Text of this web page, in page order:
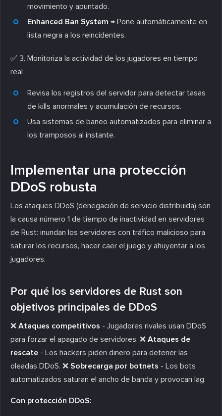
movimiento y apuntado.
Enhanced Ban System → Pone automáticamente en
lista negra a los reincidentes.
✅ 3. Monitoriza la actividad de los jugadores en tiempo
real
Revisa los registros del servidor para detectar tasas
de kills anormales y acumulación de recursos.
Usa sistemas de baneo automatizados para eliminar a
los tramposos al instante.
Implementar una protección
DDoS robusta
Los ataques DDoS (denegación de servicio distribuida) son
la causa número 1 de tiempo de inactividad en servidores
de Rust: inundan los servidores con tráfico malicioso para
saturar los recursos, hacer caer el juego y ahuyentar a los
jugadores.
Por qué los servidores de Rust son
objetivos principales de DDoS
❌ Ataques competitivos - Jugadores rivales usan DDoS
para forzar el apagado de servidores. ❌ Ataques de
rescate - Los hackers piden dinero para detener las
oleadas DDoS. ❌ Sobrecarga por botnets - Los bots
automatizados saturan el ancho de banda y provocan lag.
Con protección DDoS: